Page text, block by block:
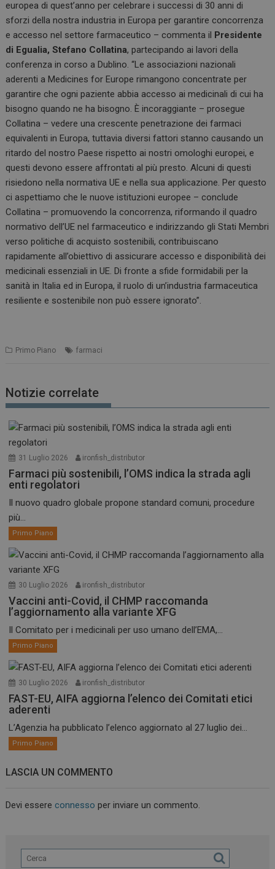
europea di quest’anno per celebrare i successi di 30 anni di
sforzi della nostra industria in Europa per garantire concorrenza
e accesso nel settore farmaceutico – commenta il
Presidente
di Egualia, Stefano Collatina, partecipando ai lavori della
conferenza in corso a Dublino. “Le associazioni nazionali
aderenti a Medicines for Europe rimangono concentrate per
garantire che ogni paziente abbia accesso ai medicinali di cui ha
bisogno quando ne ha bisogno. È incoraggiante – prosegue
Collatina – vedere una crescente penetrazione dei farmaci
equivalenti in Europa, tuttavia diversi fattori stanno causando un
ritardo del nostro Paese rispetto ai nostri omologhi europei, e
questi devono essere affrontati al più presto. Alcuni di questi
risiedono nella normativa UE e nella sua applicazione. Per questo
ci aspettiamo che le nuove istituzioni europee – conclude
Collatina – promuovendo la concorrenza, riformando il quadro
normativo dell’UE nel farmaceutico e indirizzando gli Stati Membri
verso politiche di acquisto sostenibili, contribuiscano
rapidamente all’obiettivo di assicurare accesso e disponibilità dei
medicinali essenziali in UE. Di fronte a sfide formidabili per la
sanità in Italia ed in Europa, il ruolo di un’industria farmaceutica
resiliente e sostenibile non può essere ignorato”.
Primo Piano farmaci
Notizie correlate
31 Luglio 2026 ironfish_distributor
Farmaci più sostenibili, l’OMS indica la strada agli
enti regolatori
Il nuovo quadro globale propone standard comuni, procedure
più...
Primo Piano
30 Luglio 2026 ironfish_distributor
Vaccini anti-Covid, il CHMP raccomanda
l’aggiornamento alla variante XFG
Il Comitato per i medicinali per uso umano dell’EMA,...
Primo Piano
30 Luglio 2026 ironfish_distributor
FAST-EU, AIFA aggiorna l’elenco dei Comitati etici
aderenti
L’Agenzia ha pubblicato l’elenco aggiornato al 27 luglio dei...
Primo Piano
LASCIA UN COMMENTO
Devi essereconnesso per inviare un commento.